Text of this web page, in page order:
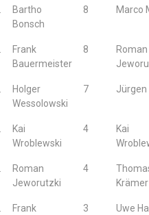
Bartho
Bonsch
8 Marco
Frank
Bauermeister
8
Roman
Holger
Wessolowski
7 Jürgen
Kai
Wroblewski
4
Kai
Roman
Jeworutzki
4
Krämer
Frank
3 Uwe